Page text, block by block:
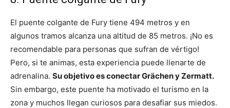
El puente colgante de Fury tiene 494 metros y en
algunos tramos alcanza una altitud de 85 metros. ¡No es
recomendable para personas que sufran de vértigo!
Pero, si te animas, esta experiencia puede llenarte de
adrenalina. Su objetivo es conectar Grächen y Zermatt.
Sin embargo, este puente ha motivado el turismo en la
zona y muchos llegan curiosos para desafiar sus miedos.